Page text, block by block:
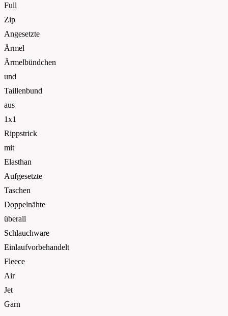
Full
Zip
Angesetzte
Ärmel
Ärmelbündchen
und
Taillenbund
aus
1x1
Rippstrick
mit
Elasthan
Aufgesetzte
Taschen
Doppelnähte
überall
Schlauchware
Einlaufvorbehandelt
Fleece
Air
Jet
Garn